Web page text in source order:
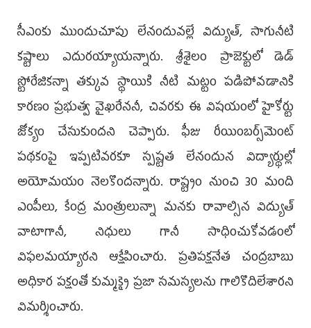
సీఎంకు ముందుచూపు లేనందువల్లే విద్యుత్, సాగునీటి
కష్టాలు ఎదురయ్యాయన్నారు. శ్రీశైలం ప్రాజెక్టులో డెడ్
స్టోరేజికన్నా తక్కువ స్థాయికి నీటి మట్టం పడిపోవడానికి
కారణం ప్రభుత్వ వైఖరేననీ, చివరకు ఈ విషయంలో హైకోర్టు
జోక్యం చేసుకుందని చెప్పారు. ఫీజు రీయింబర్స్‌మెంట్
పథకంపై ఇప్పటివరకూ స్పష్టత లేనందున విద్యార్థుల్లో
అయోమయం నెలకొందన్నారు. రాష్ట్రం నుంచి 30 మంది
ఎంపీలు, కేంద్ర మంత్రులున్నా మనకు రావాల్సిన విద్యుత్
వాటాగానీ, నిధులు గానీ సాధించుకోవడంలో
విఫలమయ్యారని ఆక్షేపించారు. ప్రతిపక్షనేత చంద్రబాబు
అధికార పక్షంతో కుమ్మక్కై ప్రజా సమస్యలను గాలికొదిలేశారని
విమర్శించారు.